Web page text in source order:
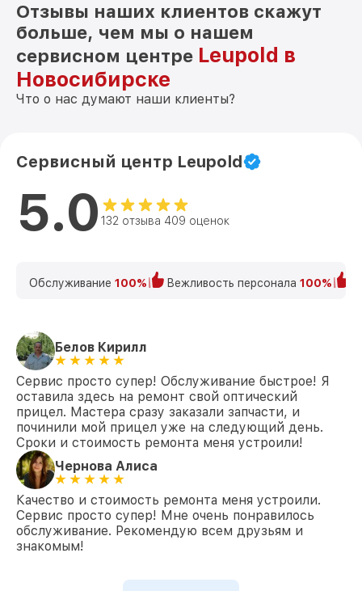
Отзывы наших клиентов скажут
больше, чем мы о нашем
сервисном центре Leupold в
Новосибирске
Что о нас думают наши клиенты?
Сервисный центр Leupold
5.0 132 отзыва 409 оценок
Обслуживание 100% Вежливость персонала 100%
Белов Кирилл
Сервис просто супер! Обслуживание быстрое! Я
оставила здесь на ремонт свой оптический
прицел. Мастера сразу заказали запчасти, и
починили мой прицел уже на следующий день.
Сроки и стоимость ремонта меня устроили!
Чернова Алиса
Качество и стоимость ремонта меня устроили.
Сервис просто супер! Мне очень понравилось
обслуживание. Рекомендую всем друзьям и
знакомым!